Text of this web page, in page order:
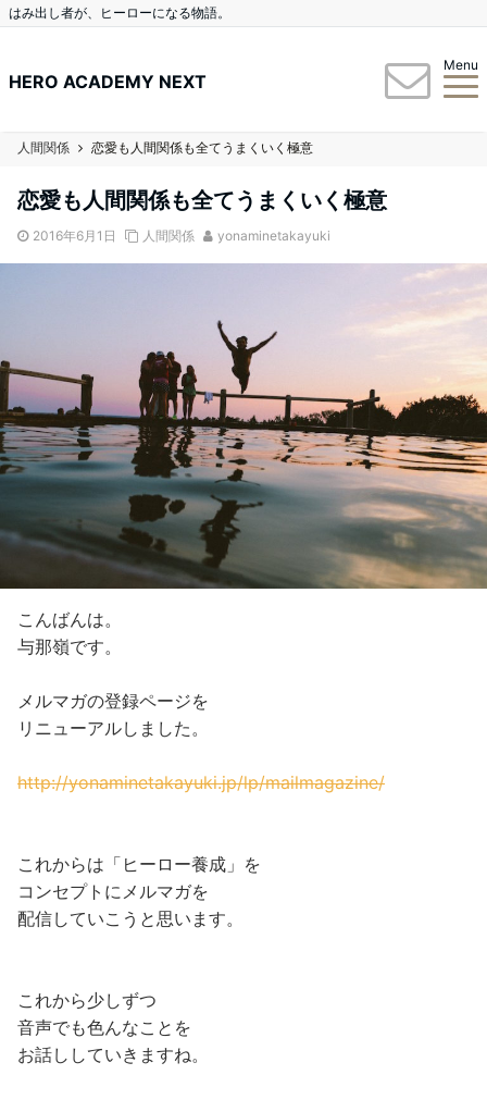
はみ出し者が、ヒーローになる物語。
HERO ACADEMY NEXT
Menu
人間関係 恋愛も人間関係も全てうまくいく極意
恋愛も人間関係も全てうまくいく極意
2016年6月1日 人間関係 yonaminetakayuki
こんばんは。
与那嶺です。
メルマガの登録ページを
リニューアルしました。
http://yonaminetakayuki.jp/lp/mailmagazine/
これからは「ヒーロー養成」を
コンセプトにメルマガを
配信していこうと思います。
これから少しずつ
音声でも色んなことを
お話ししていきますね。